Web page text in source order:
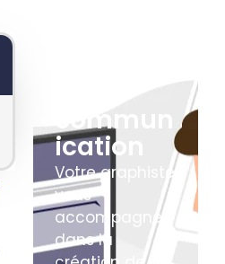
commun
ication
Votre graphiste
vous
accompagne
dans la